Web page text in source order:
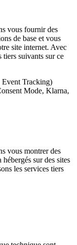
vous fournir des
de base et vous
site internet. Avec
tiers suivants sur ce
Tracking)
Mode, Klarna,
vous montrer des
sur des sites
les services tiers